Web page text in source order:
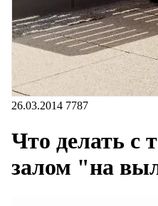
26.03.2014 7787
Что делать с
залом "на